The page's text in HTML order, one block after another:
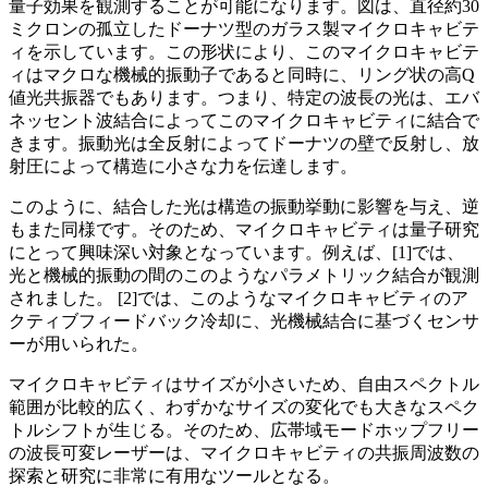
量子効果を観測することが可能になります。図は、直径約30
ミクロンの孤立したドーナツ型のガラス製マイクロキャビテ
ィを示しています。この形状により、このマイクロキャビテ
ィはマクロな機械的振動子であると同時に、リング状の高Q
値光共振器でもあります。つまり、特定の波長の光は、エバ
ネッセント波結合によってこのマイクロキャビティに結合で
きます。振動光は全反射によってドーナツの壁で反射し、放
射圧によって構造に小さな力を伝達します。
このように、結合した光は構造の振動挙動に影響を与え、逆
もまた同様です。そのため、マイクロキャビティは量子研究
にとって興味深い対象となっています。例えば、[1]では、
光と機械的振動の間のこのようなパラメトリック結合が観測
されました。 [2]では、このようなマイクロキャビティのア
クティブフィードバック冷却に、光機械結合に基づくセンサ
ーが用いられた。
マイクロキャビティはサイズが小さいため、自由スペクトル
範囲が比較的広く、わずかなサイズの変化でも大きなスペク
トルシフトが生じる。そのため、広帯域モードホップフリー
の波長可変レーザーは、マイクロキャビティの共振周波数の
探索と研究に非常に有用なツールとなる。